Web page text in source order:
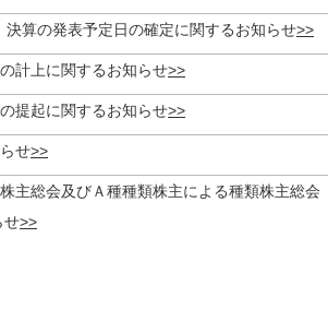
算の発表予定日の確定に関するお知らせ
計上に関するお知らせ
提起に関するお知らせ
せ
主総会及びＡ種種類株主による種類株主総会
せ